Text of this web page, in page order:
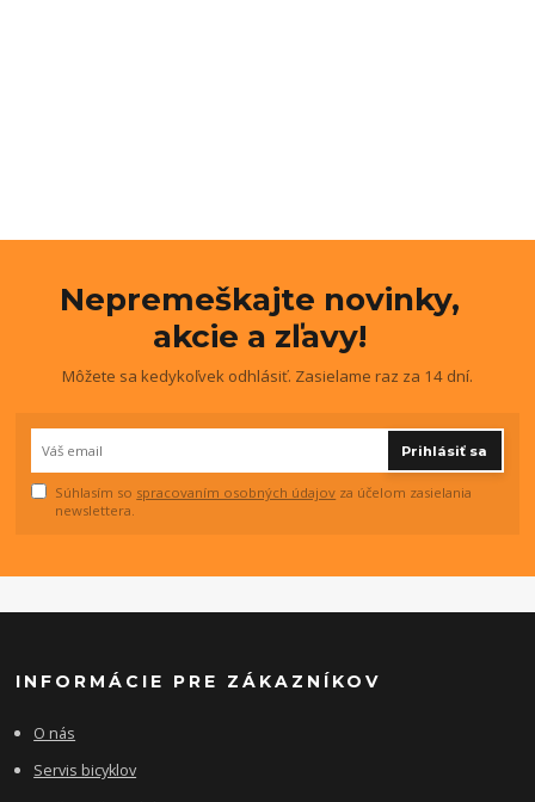
Nepremeškajte novinky,
akcie a zľavy!
Môžete sa kedykoľvek odhlásiť. Zasielame raz za 14 dní.
Prihlásiť sa
Súhlasím so spracovaním osobných údajov za účelom zasielania
newslettera.
INFORMÁCIE PRE ZÁKAZNÍKOV
O nás
Servis bicyklov